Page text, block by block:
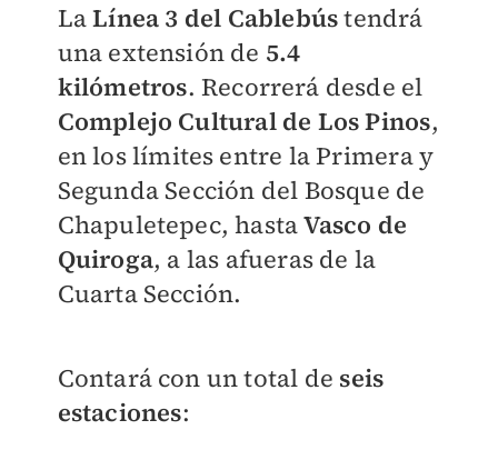
LaLínea 3 del Cablebústendrá
una extensión de 5.4
kilómetros. Recorrerá desde el
Complejo Cultural de Los Pinos,
en los límites entre la Primera y
Segunda Sección del Bosque de
Chapuletepec, hastaVasco de
Quiroga, a las afueras de la
Cuarta Sección.
Contará con un total de seis
estaciones: